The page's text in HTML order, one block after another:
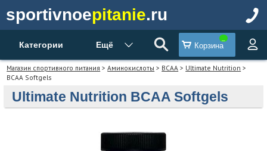
sportivnoepitanie.ru
Категории Ещё Корзина
Магазин спортивного питания >Аминокислоты > BCAA > Ultimate Nutrition >
BCAA Softgels
Ultimate Nutrition BCAA Softgels